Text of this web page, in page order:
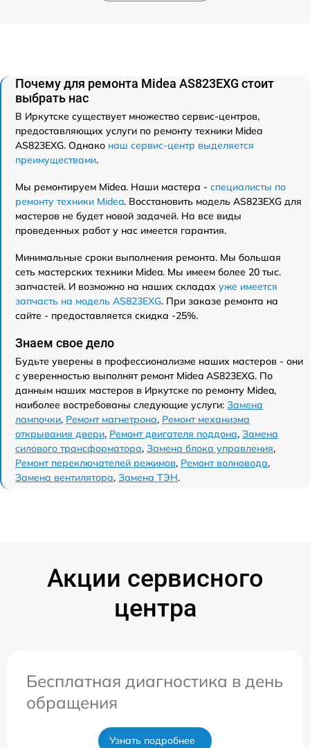
Почему для ремонта Midea AS823EXG стоит
выбрать нас
В Иркутске существует множество сервис-центров,
предоставляющих услуги по ремонту техники Midea
AS823EXG. Однако наш сервис-центр выделяется
преимуществами.
Мы ремонтируем Midea. Наши мастера - специалисты по
ремонту техники Midea. Восстановить модель AS823EXG для
мастеров не будет новой задачей. На все виды
проведенных работ у нас имеется гарантия.
Минимальные сроки выполнения ремонта. Мы большая
сеть мастерских техники Midea. Мы имеем более 20 тыс.
запчастей. И возможно на наших складах уже имеется
запчасть на модель AS823EXG. При заказе ремонта на
сайте - предоставляется скидка -25%.
Знаем свое дело
Будьте уверены в профессионализме наших мастеров - они
с уверенностью выполнят ремонт Midea AS823EXG. По
данным наших мастеров в Иркутске по ремонту Midea,
наиболее востребованы следующие услуги: Замена
лампочки, Ремонт магнетрона, Ремонт механизма
открывания двери, Ремонт двигателя поддона, Замена
силового трансформатора, Замена блока управления,
Ремонт переключателей режимов, Ремонт волновода,
Замена вентилятора, Замена ТЭН.
Акции сервисного
центра
Бесплатная диагностика в день
обращения
Узнать подробнее